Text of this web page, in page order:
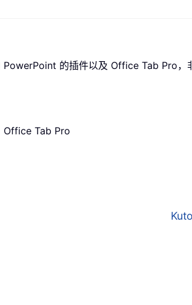
的插件以及 Office Tab Pro，
Tab Pro